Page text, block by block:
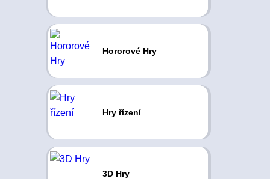
Hororové Hry
Hry řízení
3D Hry